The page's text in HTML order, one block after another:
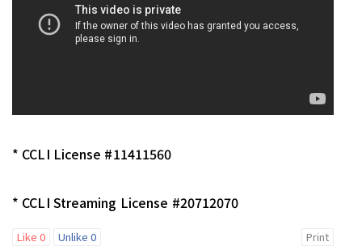
* CCLI License #11411560
* CCLI Streaming License #20712070
Like 0 Unlike0 Print